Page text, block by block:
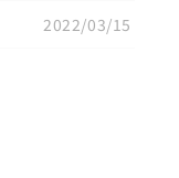
2022/03/15